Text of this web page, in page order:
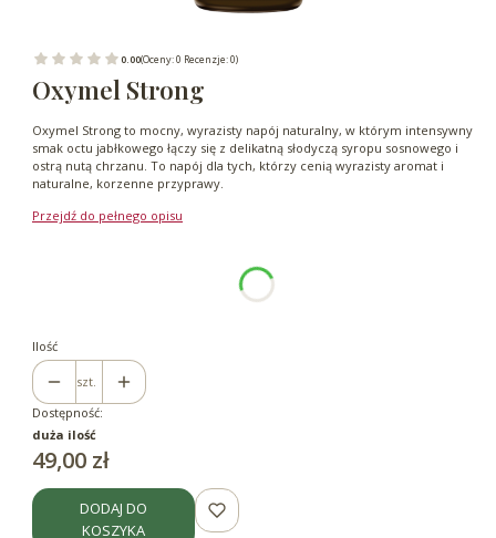
0.00(Oceny: 0 Recenzje: 0)
Oxymel Strong
Oxymel Strong to mocny, wyrazisty napój naturalny, w którym intensywny
smak octu jabłkowego łączy się z delikatną słodyczą syropu sosnowego i
ostrą nutą chrzanu. To napój dla tych, którzy cenią wyrazisty aromat i
naturalne, korzenne przyprawy.
Przejdź do pełnego opisu
Poszczególne warianty mogą różnić się ceną
Ilość
szt.
Dostępność:
duża ilość
Cena
49,00 zł
DODAJ DO
KOSZYKA